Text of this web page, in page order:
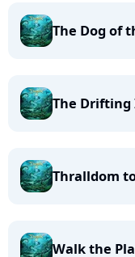
The Dog of
The Drifting
Thralldom
Walk the